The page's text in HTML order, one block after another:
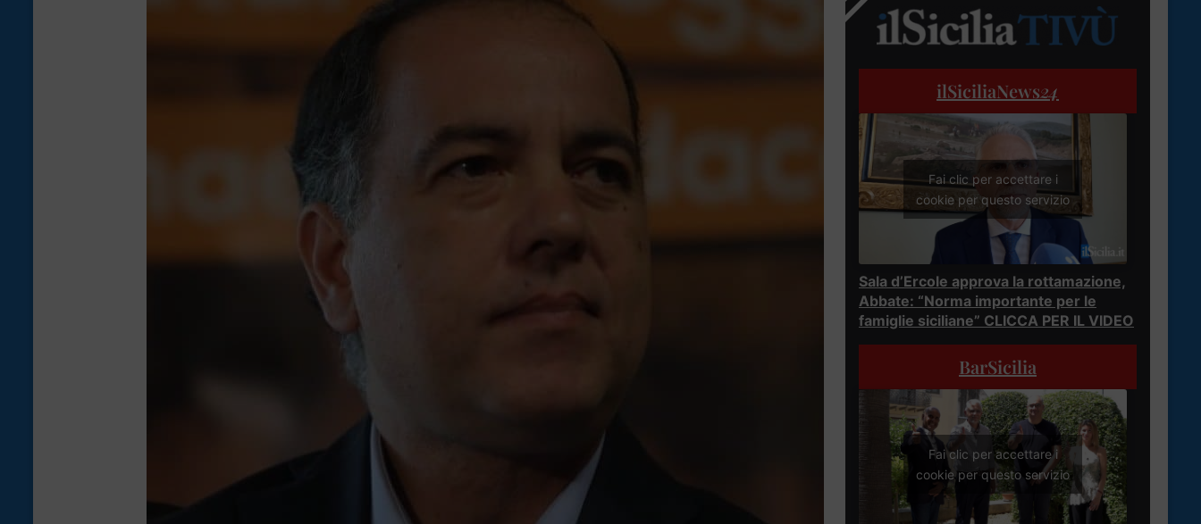
ilSiciliaNews24
Fai clic per accettare i
cookie per questo servizio
Sala d’Ercole approva la rottamazione,
Abbate: “Norma importante per le
famiglie siciliane” CLICCA PER IL VIDEO
BarSicilia
Fai clic per accettare i
cookie per questo servizio